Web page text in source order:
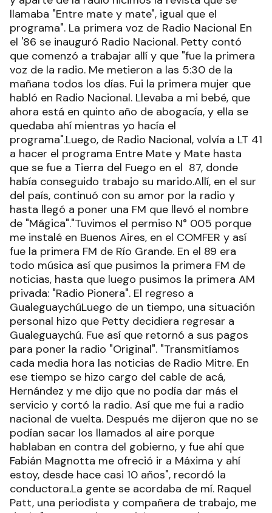
llamaba "Entre mate y mate", igual que el
programa". La primera voz de Radio Nacional En
el '86 se inauguró Radio Nacional. Petty contó
que comenzó a trabajar allí y que "fue la primera
voz de la radio. Me metieron a las 5:30 de la
mañana todos los días. Fui la primera mujer que
habló en Radio Nacional. Llevaba a mi bebé, que
ahora está en quinto año de abogacía, y ella se
quedaba ahí mientras yo hacía el
programa".Luego, de Radio Nacional, volvía a LT 41
a hacer el programa Entre Mate y Mate hasta
que se fue a Tierra del Fuego en el 87, donde
había conseguido trabajo su marido.Allí, en el sur
del país, continuó con su amor por la radio y
hasta llegó a poner una FM que llevó el nombre
de "Mágica"."Tuvimos el permiso N° 005 porque
me instalé en Buenos Aires, en el COMFER y así
fue la primera FM de Río Grande. En el 89 era
todo música así que pusimos la primera FM de
noticias, hasta que luego pusimos la primera AM
privada: "Radio Pionera". El regreso a
GualeguaychúLuego de un tiempo, una situación
personal hizo que Petty decidiera regresar a
Gualeguaychú. Fue así que retornó a sus pagos
para poner la radio "Original". "Transmitíamos
cada media hora las noticias de Radio Mitre. En
ese tiempo se hizo cargo del cable de acá,
Hernández y me dijo que no podía dar más el
servicio y cortó la radio. Así que me fui a radio
nacional de vuelta. Después me dijeron que no se
podían sacar los llamados al aire porque
hablaban en contra del gobierno, y fue ahí que
Fabián Magnotta me ofreció ir a Máxima y ahí
estoy, desde hace casi 10 años", recordó la
conductora.La gente se acordaba de mí. Raquel
Patt, una periodista y compañera de trabajo, me